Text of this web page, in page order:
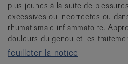
plus jeunes à la suite de
excessives ou incorrectes ou
rhumatismale inflammatoire.
douleurs du genou et les
feuilleter la notice